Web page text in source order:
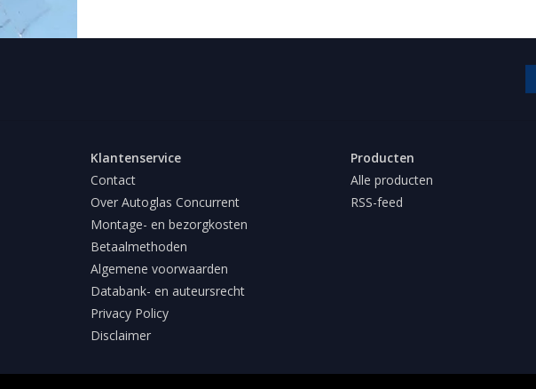
Klantenservice
Contact
Over Autoglas Concurrent
Montage- en bezorgkosten
Betaalmethoden
Algemene voorwaarden
Databank- en auteursrecht
Privacy Policy
Disclaimer
Producten
Alle producten
RSS-feed